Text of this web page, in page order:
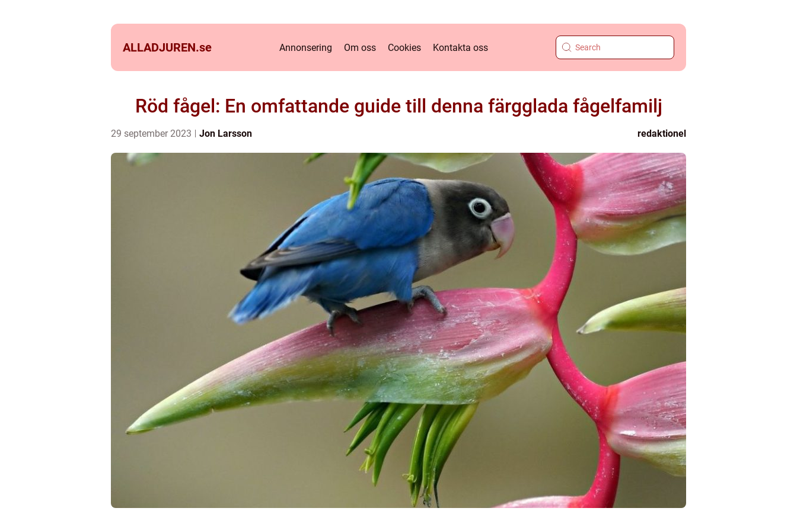
ALLADJUREN.se Annonsering Om oss Cookies Kontakta oss
Röd fågel: En omfattande guide till denna färgglada fågelfamilj
29 september 2023 Jon Larsson redaktionel